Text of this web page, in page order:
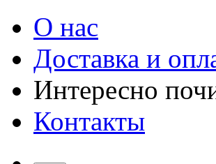
О нас
Доставка и
Интересно
Контакты